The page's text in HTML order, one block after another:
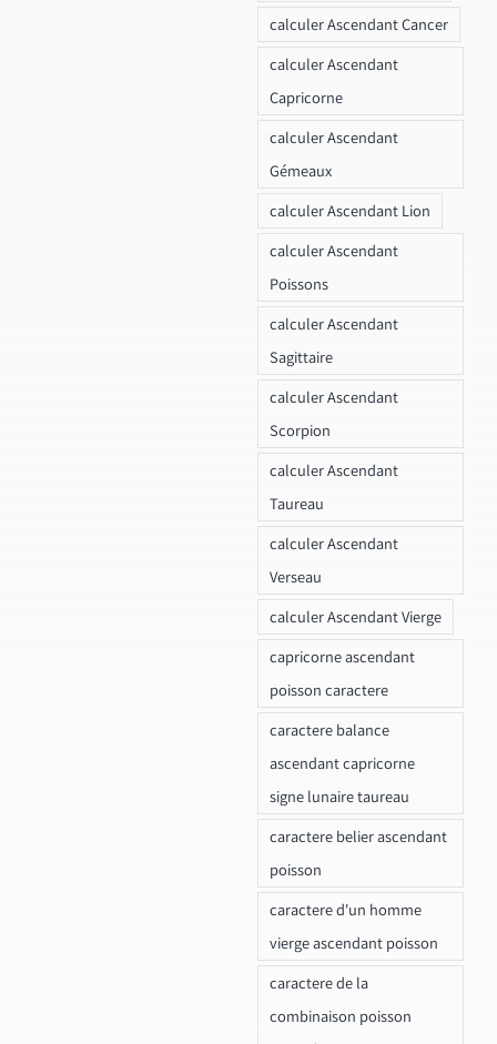
calculer Ascendant Cancer
calculer Ascendant
Capricorne
calculer Ascendant
Gémeaux
calculer Ascendant Lion
calculer Ascendant
Poissons
calculer Ascendant
Sagittaire
calculer Ascendant
Scorpion
calculer Ascendant
Taureau
calculer Ascendant
Verseau
calculer Ascendant Vierge
capricorne ascendant
poisson caractere
caractere balance
ascendant capricorne
signe lunaire taureau
caractere belier ascendant
poisson
caractere d'un homme
vierge ascendant poisson
caractere de la
combinaison poisson